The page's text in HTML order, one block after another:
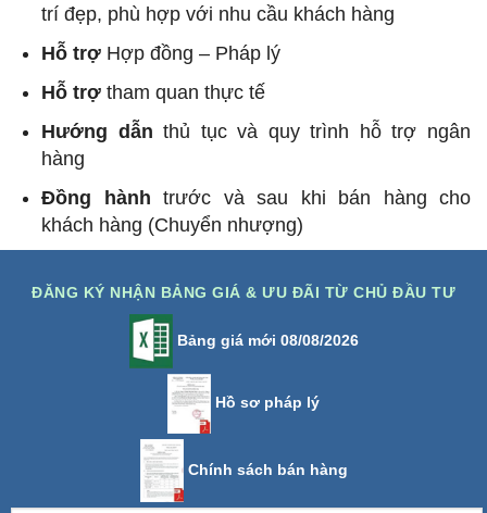
trí đẹp, phù hợp với nhu cầu khách hàng
Hỗ trợ Hợp đồng – Pháp lý
Hỗ trợtham quan thực tế
Hướng dẫn thủ tục và quy trình hỗ trợ ngân
hàng
Đồng hành trước và sau khi bán hàng cho
khách hàng (Chuyển nhượng)
ĐĂNG KÝ NHẬN BẢNG GIÁ & ƯU ĐÃI TỪ CHỦ ĐẦU TƯ
Bảng giá mới 08/08/2026
Hồ sơ pháp lý
Chính sách bán hàng